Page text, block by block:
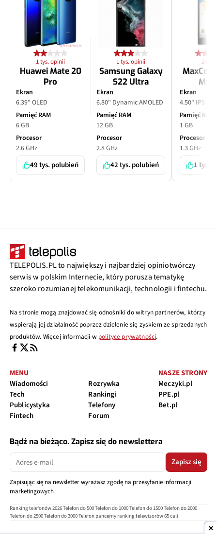
1 tys. opinii
Huawei Mate 20
Pro
Ekran
6.39" OLED
Pamięć RAM
6 GB
Procesor
2.6 GHz
49 tys. polubień
1 tys. opinii
Samsung Galaxy
S22 Ultra
Ekran
6.80" Dynamic AMOLED
Pamięć RAM
12 GB
Procesor
2.8 GHz
42 tys. polubień
28
Ekran
4.50" IPS
Pamięć RAM
1 GB
Procesor
1.3 GHz
1 tys.
TELEPOLIS.PL to największy i najbardziej opiniotwórczy
serwis w polskim Internecie, który porusza tematykę
szeroko rozumianej telekomunikacji, technologii i fintechu.
Na stronie mogą znajdować się odnośniki do witryn partnerów, którzy
wspierają jej działalność poprzez dzielenie się zyskiem ze sprzedanych
produktów. Więcej informacji w polityce prywatności.
MENU
Wiadomości
Tech
Publicystyka
Fintech
Rozrywka
Rankingi
Telefony
Forum
NASZE STRONY
Meczyki.pl
PPE.pl
Bet.pl
Bądź na bieżąco. Zapisz się do newslettera
Zapisz się
Zapisując się na newsletter wyrażasz zgodę na przesyłanie informacji
marketingowych
Ranking telefonów 2026Telefon do 500Telefon do 1000Telefon do 1500Telefon do 2000
Telefon do 2500Telefon do 3000Telefon pancerny ranking telewizorów 65 cali